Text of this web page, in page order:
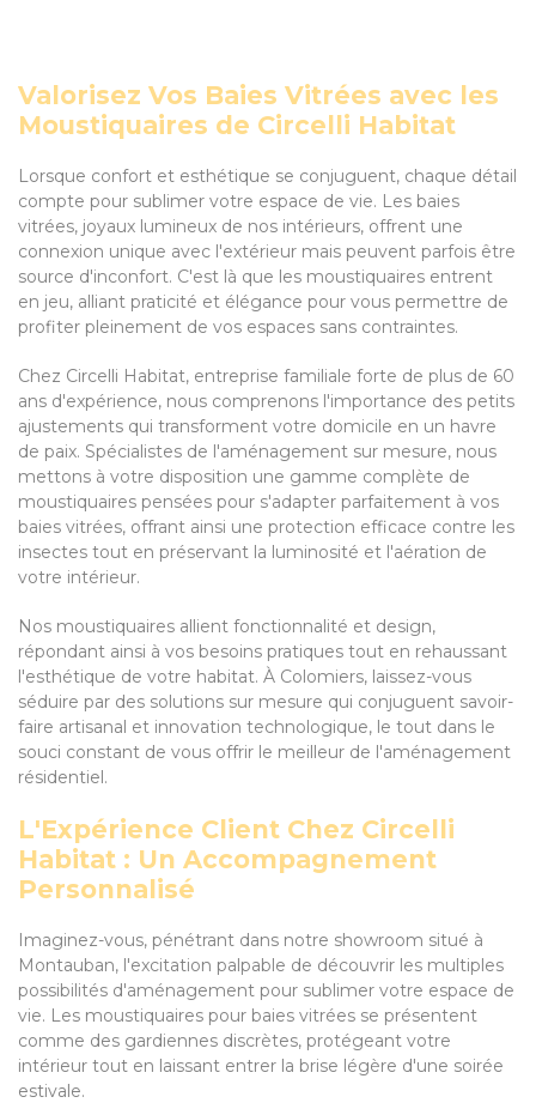
Valorisez Vos Baies Vitrées avec les
Moustiquaires de Circelli Habitat
Lorsque confort et esthétique se conjuguent, chaque détail
compte pour sublimer votre espace de vie. Les baies
vitrées, joyaux lumineux de nos intérieurs, offrent une
connexion unique avec l'extérieur mais peuvent parfois être
source d'inconfort. C'est là que les moustiquaires entrent
en jeu, alliant praticité et élégance pour vous permettre de
profiter pleinement de vos espaces sans contraintes.
Chez Circelli Habitat, entreprise familiale forte de plus de 60
ans d'expérience, nous comprenons l'importance des petits
ajustements qui transforment votre domicile en un havre
de paix. Spécialistes de l'aménagement sur mesure, nous
mettons à votre disposition une gamme complète de
moustiquaires pensées pour s'adapter parfaitement à vos
baies vitrées, offrant ainsi une protection efficace contre les
insectes tout en préservant la luminosité et l'aération de
votre intérieur.
Nos moustiquaires allient fonctionnalité et design,
répondant ainsi à vos besoins pratiques tout en rehaussant
l'esthétique de votre habitat. À Colomiers, laissez-vous
séduire par des solutions sur mesure qui conjuguent savoir-
faire artisanal et innovation technologique, le tout dans le
souci constant de vous offrir le meilleur de l'aménagement
résidentiel.
L'Expérience Client Chez Circelli
Habitat : Un Accompagnement
Personnalisé
Imaginez-vous, pénétrant dans notre showroom situé à
Montauban, l'excitation palpable de découvrir les multiples
possibilités d'aménagement pour sublimer votre espace de
vie. Les moustiquaires pour baies vitrées se présentent
comme des gardiennes discrètes, protégeant votre
intérieur tout en laissant entrer la brise légère d'une soirée
estivale.